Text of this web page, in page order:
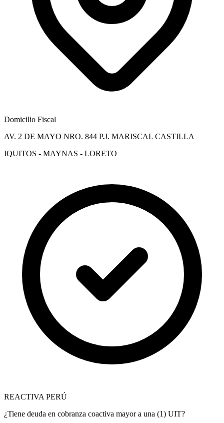
Domicilio Fiscal
AV. 2 DE MAYO NRO. 844 P.J. MARISCAL CASTILLA
IQUITOS - MAYNAS - LORETO
REACTIVA PERÚ
¿Tiene deuda en cobranza coactiva mayor a una (1) UIT?